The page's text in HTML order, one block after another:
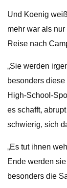
Und Koenig
mehr war als
Reise nach
„Sie werden
besonders diese
High-School-
es schafft,
schwierig, sich
„Es tut ihnen
Ende werden
besonders die